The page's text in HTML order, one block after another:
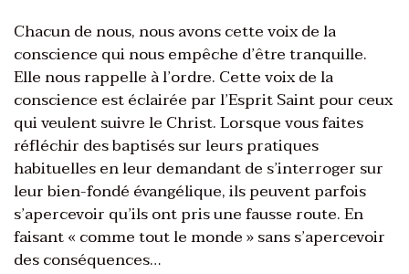
Chacun de nous, nous avons cette voix de la
conscience qui nous empêche d’être tranquille.
Elle nous rappelle à l’ordre. Cette voix de la
conscience est éclairée par l’Esprit Saint pour ceux
qui veulent suivre le Christ. Lorsque vous faites
réfléchir des baptisés sur leurs pratiques
habituelles en leur demandant de s’interroger sur
leur bien-fondé évangélique, ils peuvent parfois
s’apercevoir qu’ils ont pris une fausse route. En
faisant « comme tout le monde » sans s’apercevoir
des conséquences…